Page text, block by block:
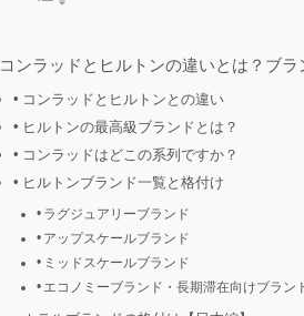
コンラッドとヒルトンの違いとは？ブ
コンラッドとヒルトンとの違い
ヒルトンの最高級ブランドとは？
コンラッドはどこの系列ですか？
ヒルトンブランド一覧と格付け
ラグジュアリーブランド
アップスケールブランド
ミッドスケールブランド
エコノミーブランド・長期滞在向けブラン